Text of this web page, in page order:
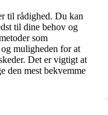
til rådighed. Du kan
til dine behov og
som
muligheden for at
Det er vigtigt at
den mest bekvemme